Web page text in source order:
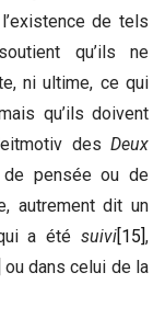
de tels
qu’ils ne
ni ultime, ce qui
qu’ils doivent
des Deux
de pensée ou de
autrement dit un
a été suivi [15] ,
ou dans celui de la